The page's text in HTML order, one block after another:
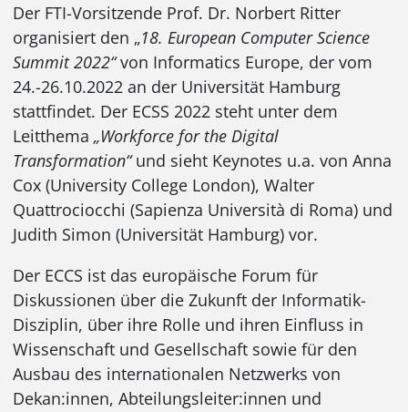
Der FTI-Vorsitzende Prof. Dr. Norbert Ritter
organisiert den „18. European Computer Science
Summit 2022“von Informatics Europe, der vom
24.-26.10.2022 an der Universität Hamburg
stattfindet. Der ECSS 2022 steht unter dem
Leitthema „Workforce for the Digital
Transformation“und sieht Keynotes u.a. von Anna
Cox (University College London), Walter
Quattrociocchi (Sapienza Università di Roma) und
Judith Simon (Universität Hamburg) vor.
Der ECCS ist das europäische Forum für
Diskussionen über die Zukunft der Informatik-
Disziplin, über ihre Rolle und ihren Einfluss in
Wissenschaft und Gesellschaft sowie für den
Ausbau des internationalen Netzwerks von
Dekan:innen, Abteilungsleiter:innen und